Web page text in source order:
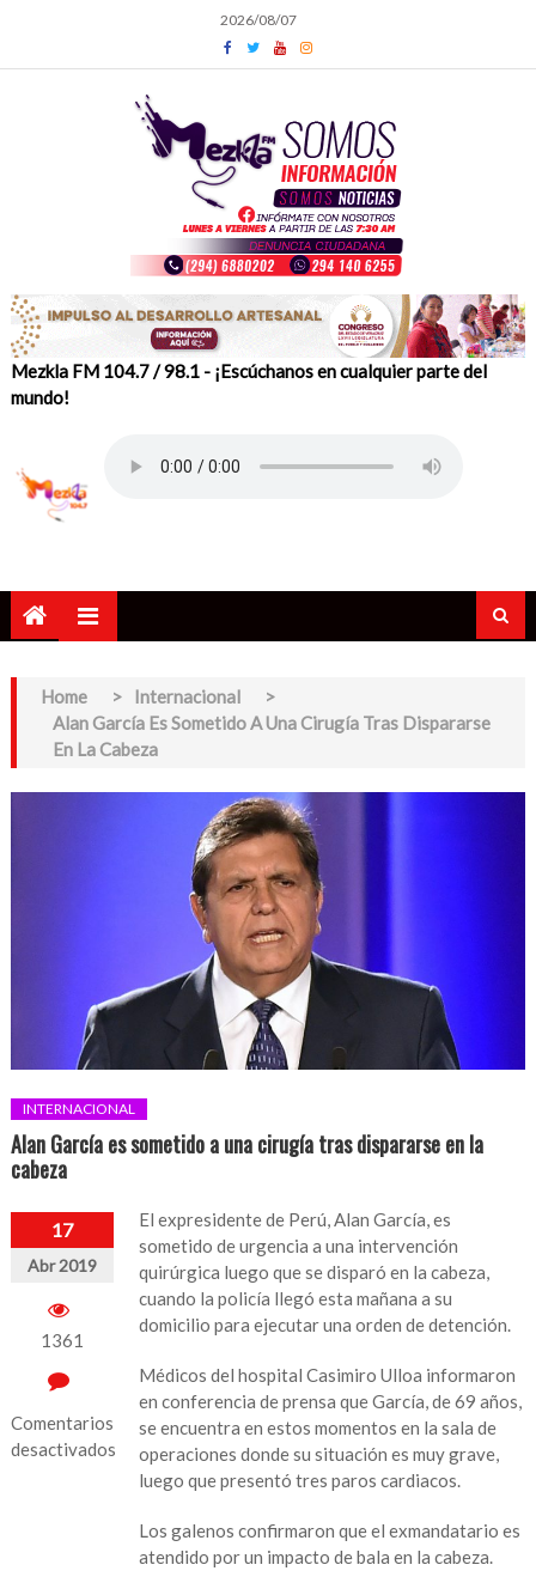
content
2026/08/07
Mezkla FM 104.7 / 98.1 - ¡Escúchanos en cualquier parte del
mundo!
Home > Internacional
>
Alan García Es Sometido A Una Cirugía Tras Dispararse
En La Cabeza
INTERNACIONAL
Alan García es sometido a una cirugía tras dispararse en la
cabeza
17
Abr 2019
1361
Comentarios
desactivados
El expresidente de Perú, Alan García, es
sometido de urgencia a una intervención
quirúrgica luego que se disparó en la cabeza,
cuando la policía llegó esta mañana a su
domicilio para ejecutar una orden de detención.
Médicos del hospital Casimiro Ulloa informaron
en conferencia de prensa que García, de 69 años,
se encuentra en estos momentos en la sala de
operaciones donde su situación es muy grave,
luego que presentó tres paros cardiacos.
Los galenos confirmaron que el exmandatario es
atendido por un impacto de bala en la cabeza.